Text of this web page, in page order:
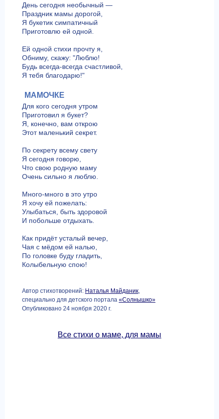
День сегодня необычный —
Праздник мамы дорогой,
Я букетик симпатичный
Приготовлю ей одной.
Ей одной стихи прочту я,
Обниму, скажу: "Люблю!
Будь всегда-всегда счастливой,
Я тебя благодарю!"
МАМОЧКЕ
Для кого сегодня утром
Приготовил я букет?
Я, конечно, вам открою
Этот маленький секрет.
По секрету всему свету
Я сегодня говорю,
Что свою родную маму
Очень сильно я люблю.
Много-много в это утро
Я хочу ей пожелать:
Улыбаться, быть здоровой
И побольше отдыхать.
Как придёт усталый вечер,
Чая с мёдом ей налью,
По головке буду гладить,
Колыбельную спою!
Автор стихотворений: Наталья Майданик,
специально для детского портала «Солнышко»
Опубликовано 24 ноября 2020 г.
Все стихи о маме, для мамы